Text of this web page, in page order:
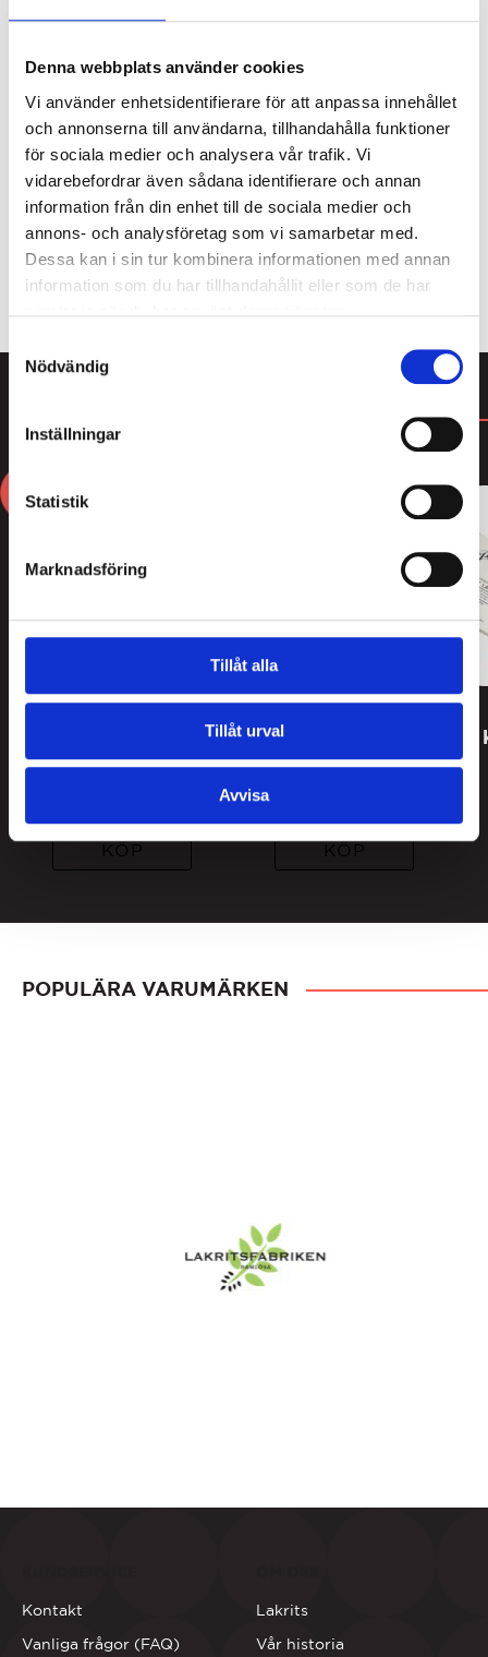
Denna webbplats använder cookies
Vi använder enhetsidentifierare för att anpassa innehållet
och annonserna till användarna, tillhandahålla funktioner
för sociala medier och analysera vår trafik. Vi
vidarebefordrar även sådana identifierare och annan
information från din enhet till de sociala medier och
annons- och analysföretag som vi samarbetar med.
Dessa kan i sin tur kombinera informationen med annan
information som du har tillhandahållit eller som de har
Nödvändig
Inställningar
Statistik
Marknadsföring
Tillåt alla
Tillåt urval
Avvisa
Mjuk saftig sötlakrits, helt enkelt klassisk finsk lakrits
när den är som allra bäst! Är du en sötlakritsälskare
eller ännu inte visste att du var det, då är Kouvolan
mitt i prick!! Kouvlan lakrits startade sin tillverkning
redan1945. Produktionen bygger på en traditionell
tillverkningsmetod som som garanterar känslan av
färskhet.
ALLT FRÅN KOUVOLAN LAKRITS
32
69kr
KÖP
Choklad Skolkrita
89kr
KÖP
POPULÄRA VARUMÄRKEN
Kontakt
Vanliga frågor (FAQ)
Lakrits
Vår historia